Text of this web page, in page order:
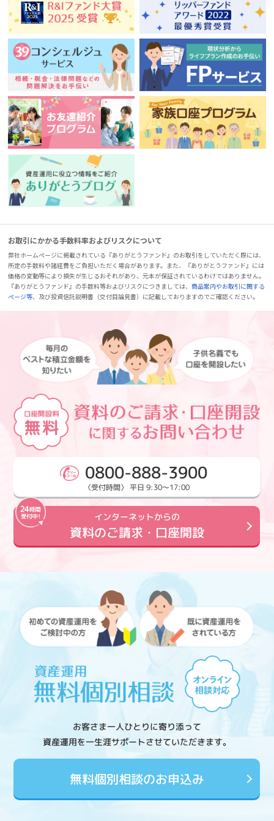
お取引にかかる手数料率およびリスクについて
弊社ホームページに掲載されている『ありがとうファンド』のお取引をしていただく際には、
所定の手数料や諸経費をご負担いただく場合があります。また、『ありがとうファンド』には
価格の変動等により損失が生じるおそれがあり、元本が保証されているわけではありません。
『ありがとうファンド』の手数料等およびリスクにつきましては、商品案内やお取引に関する
ページ等、及び投資信託説明書（交付目論見書）に記載しておりますのでご確認ください。
0800-888-3900
〈受付時間〉 平日 9:30～17:00
インターネットからの
資料のご請求・口座開設
お客さま一人ひとりに寄り添って
資産運用を一生涯サポートさせていただきます。
無料個別相談のお申込み